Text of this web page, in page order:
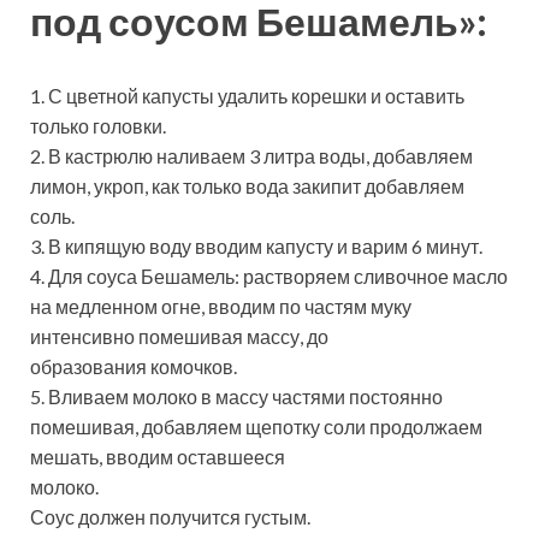
под соусом Бешамель»:
1. С цветной капусты удалить корешки и оставить
только головки.
2. В кастрюлю наливаем 3 литра воды, добавляем
лимон, укроп, как только вода закипит добавляем
соль.
3. В кипящую воду вводим капусту и варим 6 минут.
4. Для соуса Бешамель: растворяем сливочное масло
на медленном огне, вводим по частям муку
интенсивно помешивая массу, до
образования комочков.
5. Вливаем молоко в массу частями постоянно
помешивая, добавляем щепотку соли продолжаем
мешать, вводим оставшееся
молоко.
Соус должен получится густым.